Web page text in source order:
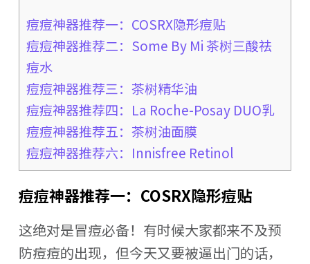
痘痘神器推荐一：COSRX隐形痘贴
痘痘神器推荐二：Some By Mi 茶树三酸祛
痘水
痘痘神器推荐三：茶树精华油
痘痘神器推荐四：La Roche-Posay DUO乳
痘痘神器推荐五：茶树油面膜
痘痘神器推荐六：Innisfree Retinol
痘痘神器推荐一：COSRX隐形痘贴
这绝对是冒痘必备！有时候大家都来不及预
防痘痘的出现，但今天又要被逼出门的话，